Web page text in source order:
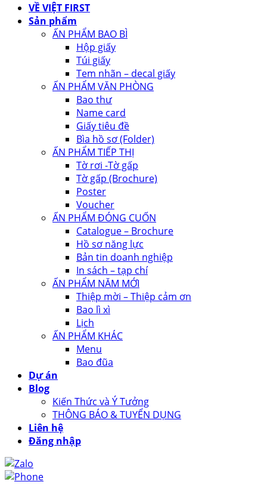
VỀ VIỆT FIRST
Sản phẩm
ẤN PHẨM BAO BÌ
Hộp giấy
Túi giấy
Tem nhãn – decal giấy
ẤN PHẨM VĂN PHÒNG
Bao thư
Name card
Giấy tiêu đề
Bìa hồ sơ (Folder)
ẤN PHẨM TIẾP THỊ
Tờ rơi -Tờ gấp
Tờ gấp (Brochure)
Poster
Voucher
ẤN PHẨM ĐÓNG CUỐN
Catalogue – Brochure
Hồ sơ năng lực
Bản tin doanh nghiệp
In sách – tạp chí
ẤN PHẨM NĂM MỚI
Thiệp mời – Thiệp cảm ơn
Bao lì xì
Lịch
ẤN PHẨM KHÁC
Menu
Bao đũa
Dự án
Blog
Kiến Thức và Ý Tưởng
THÔNG BÁO & TUYỂN DỤNG
Liên hệ
Đăng nhập